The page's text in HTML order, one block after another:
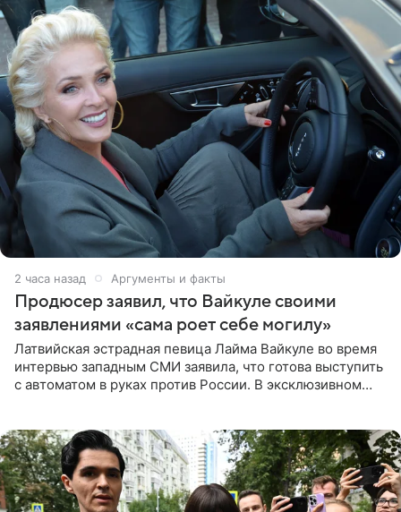
2 часа назад Аргументы и факты
Продюсер заявил, что Вайкуле своими
заявлениями «сама роет себе могилу»
Латвийская эстрадная певица Лайма Вайкуле во время
интервью западным СМИ заявила, что готова выступить
с автоматом в руках против России. В эксклюзивном